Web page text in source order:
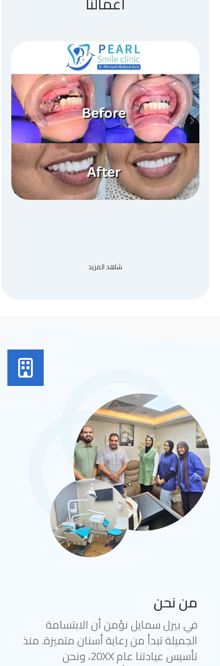
شاهد المزيد
من نحن
في بيرل سمايل نؤمن أن الابتسامة
الجميلة تبدأ من رعاية أسنان متميزة. منذ
تأسيس عيادتنا عام 20XX، ونحن